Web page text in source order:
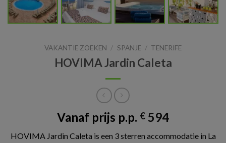
VAKANTIE ZOEKEN / SPANJE / TENERIFE
HOVIMA Jardin Caleta
Vanaf prijs p.p. € 594
HOVIMA Jardin Caleta is een 3 sterren accommodatie in La